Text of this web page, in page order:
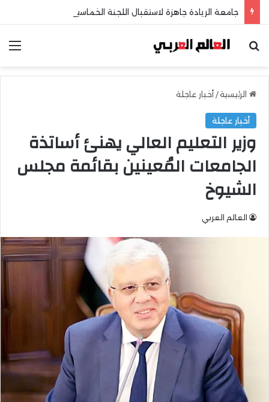
بحث عن
الرئيسية/ أخبار عاجلة
أخبار عاجلة
وزير التعليم العالي يهنئ أساتذة
الجامعات المُعينين بقائمة مجلس
الشيوخ
العالم العربي